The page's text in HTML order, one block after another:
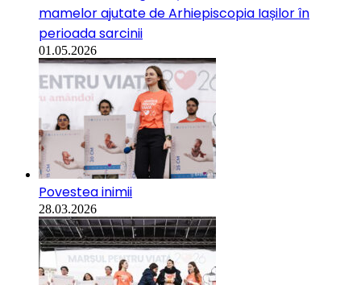
mamelor ajutate de Arhiepiscopia Iașilor în
perioada sarcinii
01.05.2026
Povestea inimii
28.03.2026